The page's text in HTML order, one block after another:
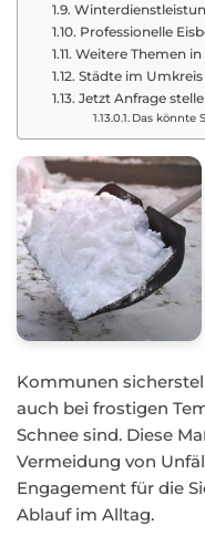
Professionelle
Weitere Themen
Städte im
Jetzt Anfrage
Das könnte
Kommunen
auch bei frostigen
Schnee sind. Diese
Vermeidung von
Engagement für die
Ablauf im Alltag.